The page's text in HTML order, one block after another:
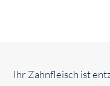
Ihr Zahnfleisch ist